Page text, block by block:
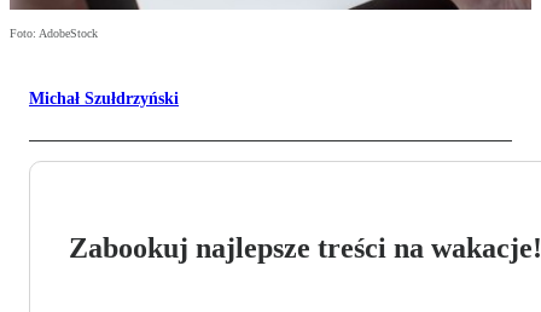
Foto: AdobeStock
Michał Szułdrzyński
Zabookuj najlepsze treści na wakacje!